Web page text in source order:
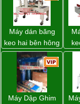
Máy dán băng
keo hai bên hông
thùng carton
WP-5050SA giá
rẻ Miền Nam
Máy Dập Ghim